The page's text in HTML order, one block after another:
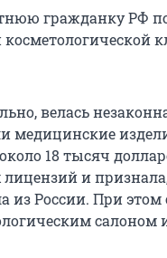
гражданку РФ
велась
медицинские
18 тысяч
и
из России. При этом
салоном